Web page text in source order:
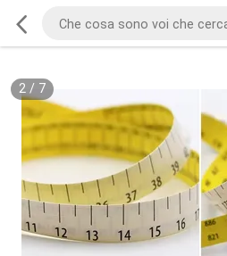
2/ 7